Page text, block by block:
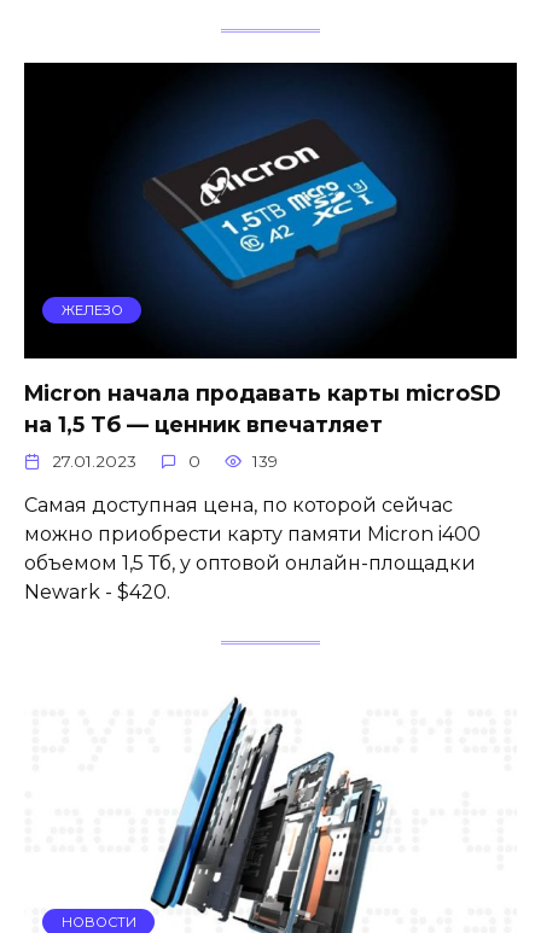
ЖЕЛЕЗО
Micron начала продавать карты microSD
на 1,5 Тб — ценник впечатляет
27.01.2023 0 139
Самая доступная цена, по которой сейчас
можно приобрести карту памяти Micron i400
объемом 1,5 Тб, у оптовой онлайн-площадки
Newark - $420.
НОВОСТИ